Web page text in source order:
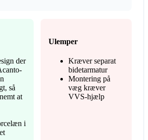
der
så
at
i
Ulemper
Kræver separat
bidetarmatur
Montering på
væg kræver
VVS-hjælp